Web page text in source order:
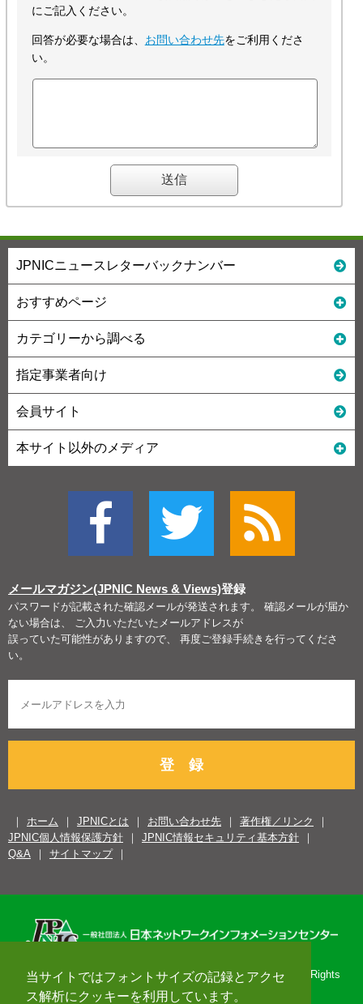
当サイトではフォントサイズの記録とアクセ
ス解析にクッキーを利用しています。
にご記入ください。
回答が必要な場合は、 お問い合わせ先をご利用くださ
い。
JPNICニュースレターバックナンバー
おすすめページ
カテゴリーから調べる
指定事業者向け
会員サイト
本サイト以外のメディア
メールマガジン(JPNIC News & Views)登録
パスワードが記載された確認メールが発送されます。 確認メールが届か
ない場合は、 ご入力いただいたメールアドレスが
誤っていた可能性がありますので、 再度ご登録手続きを行ってくださ
い。
登 録
ホーム JPNICとは お問い合わせ先
著作権／リンク
JPNIC個人情報保護方針
JPNIC情報セキュリティ基本方針
Q&A
サイトマップ
Copyright© 1996-2026 Japan Network Information Center. All Rights
Reserved.